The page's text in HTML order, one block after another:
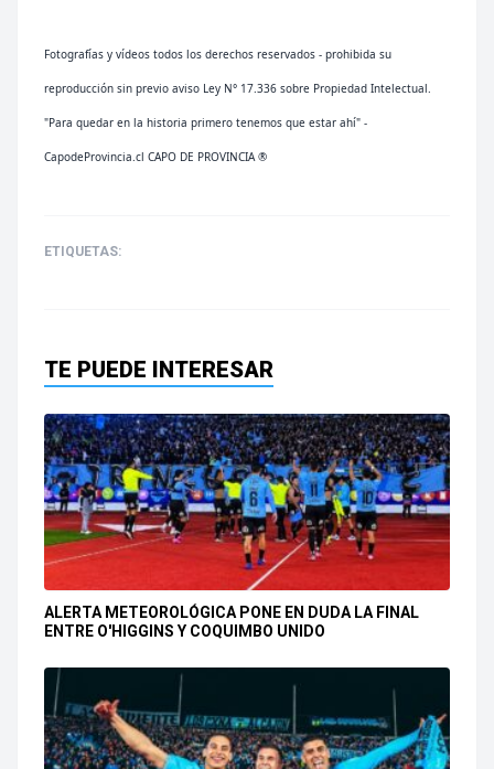
Fotografías y vídeos todos los derechos reservados - prohibida su
reproducción sin previo aviso Ley N° 17.336 sobre Propiedad Intelectual.
"Para quedar en la historia primero tenemos que estar ahí" -
CapodeProvincia.cl CAPO DE PROVINCIA ®
ETIQUETAS:
TE PUEDE INTERESAR
ALERTA METEOROLÓGICA PONE EN DUDA LA FINAL
ENTRE O'HIGGINS Y COQUIMBO UNIDO